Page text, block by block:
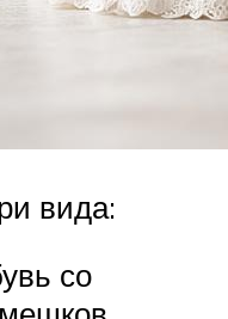
вида:
со